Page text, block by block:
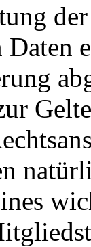
Daten